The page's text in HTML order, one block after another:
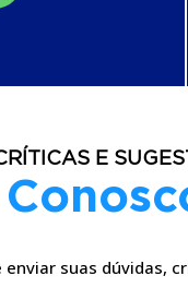
E
suas dúvidas,